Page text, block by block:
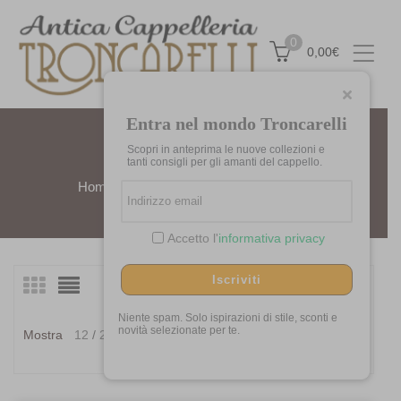
Entra nel mondo Troncarelli
Scopri in anteprima le nuove collezioni e
tanti consigli per gli amanti del cappello.
Accetto l'informativa privacy
Iscriviti
Niente spam. Solo ispirazioni di stile, sconti e
novità selezionate per te.
0
0,00€
NEWSBOYCAP
Home
Visualizzazione di 15 risultati
Mostra 12 24 36
Ordina in base al più